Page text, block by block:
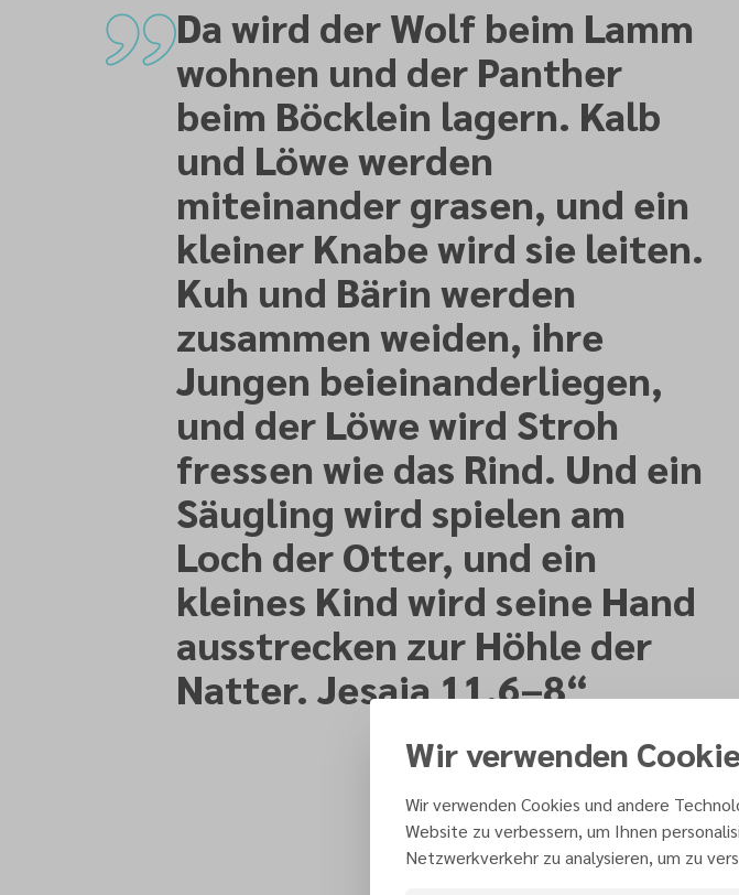
Da wird der Wolf beim Lamm
wohnen und der Panther
beim Böcklein lagern. Kalb
und Löwe werden
miteinander grasen, und ein
kleiner Knabe wird sie leiten.
Kuh und Bärin werden
zusammen weiden, ihre
Jungen beieinanderliegen,
und der Löwe wird Stroh
fressen wie das Rind. Und ein
Säugling wird spielen am
Loch der Otter, und ein
kleines Kind wird seine Hand
ausstrecken zur Höhle der
Natter. Jesaja 11,6–8“
Wir verwenden
Wir verwenden Cookies und andere
Website zu verbessern, um Ihnen
Netzwerkverkehr zu analysieren, um zu